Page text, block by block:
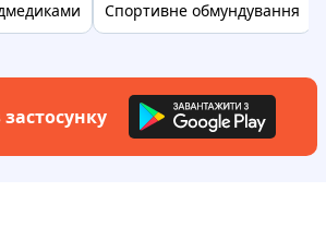
Спортивне обмундування